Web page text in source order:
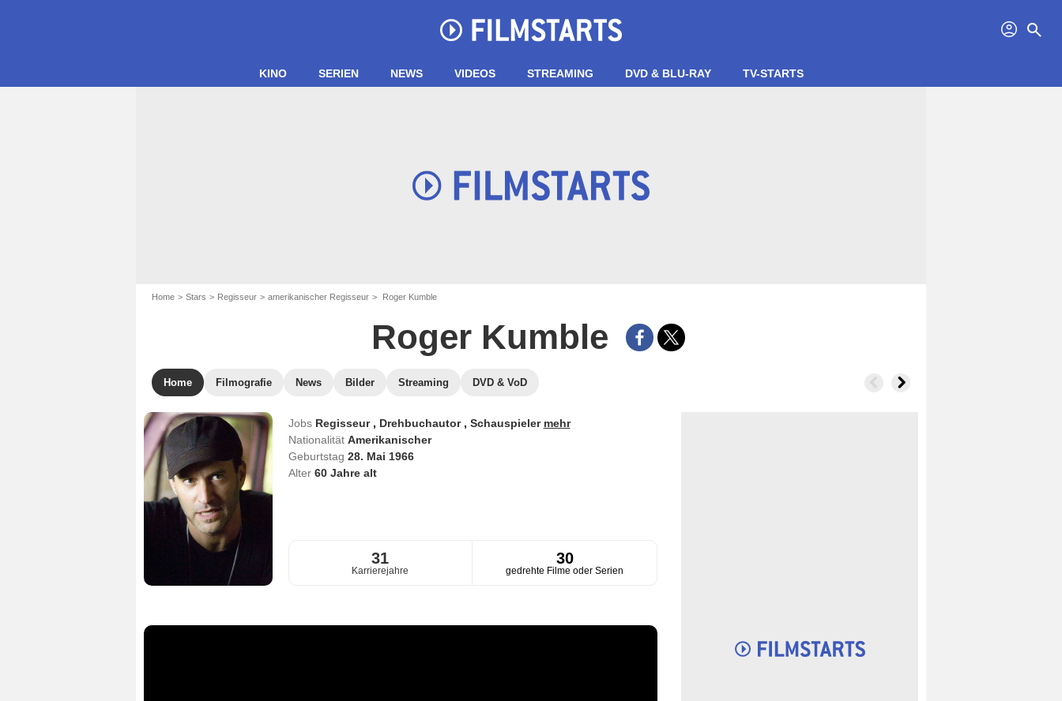
profil search
KINO SERIEN NEWS VIDEOS STREAMING DVD & BLU-RAY TV-STARTS
Home Stars Regisseur amerikanischer Regisseur Roger Kumble
Roger Kumble
Home Filmografie News Bilder Streaming DVD & VoD
Jobs Regisseur , Drehbuchautor , Schauspieler mehr
Nationalität Amerikanischer
Geburtstag 28. Mai 1966
Alter 60Jahre alt
31
Karrierejahre
30
gedrehte Filme oder Serien